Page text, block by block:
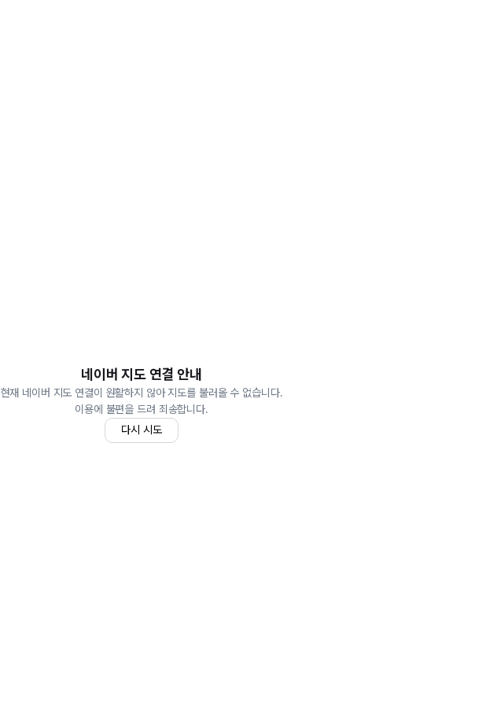
네이버 지도 연결 안내
현재 네이버 지도 연결이 원활하지 않아 지도를 불러올 수 없습니다.
이용에 불편을 드려 죄송합니다.
다시 시도